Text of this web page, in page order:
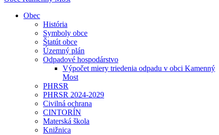
Obec
História
Symboly obce
Štatút obce
Územný plán
Odpadové hospodárstvo
Výpočet miery triedenia odpadu v obci Kamenný
Most
PHRSR
PHRSR 2024-2029
Civilná ochrana
CINTORÍN
Materská škola
Knižnica